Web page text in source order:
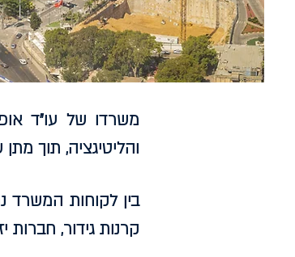
משרדו של עו"ד
והליטיגציה, תוך
בין לקוחות המשרד
קרנות גידור, חברות